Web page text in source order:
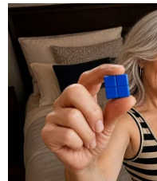
byste měli
veterináře.
Jaké
nejlepší pro
Plemena